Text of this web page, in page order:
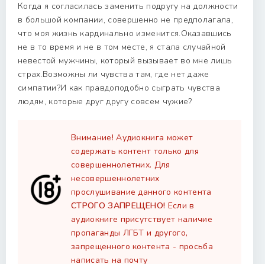
Когда я согласилась заменить подругу на должности
в большой компании, совершенно не предполагала,
что моя жизнь кардинально изменится.Оказавшись
не в то время и не в том месте, я стала случайной
невестой мужчины, который вызывает во мне лишь
страх.Возможны ли чувства там, где нет даже
симпатии?И как правдоподобно сыграть чувства
людям, которые друг другу совсем чужие?
Внимание! Аудиокнига может
содержать контент только для
совершеннолетних. Для
несовершеннолетних
прослушивание данного контента
СТРОГО ЗАПРЕЩЕНО! Если в
аудиокниге присутствует наличие
пропаганды ЛГБТ и другого,
запрещенного контента - просьба
написать на почту